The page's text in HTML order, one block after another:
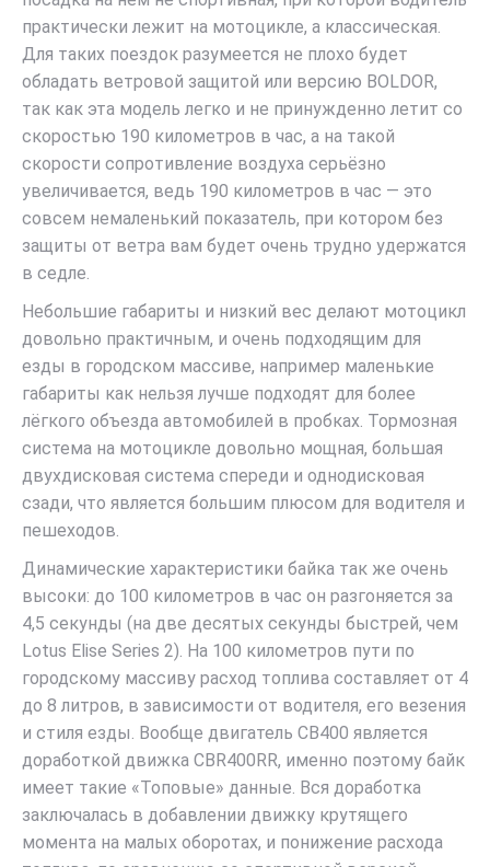
практически лежит на мотоцикле, а классическая.
Для таких поездок разумеется не плохо будет
обладать ветровой защитой или версию BOLDOR,
так как эта модель легко и не принужденно летит со
скоростью 190 километров в час, а на такой
скорости сопротивление воздуха серьёзно
увеличивается, ведь 190 километров в час — это
совсем немаленький показатель, при котором без
защиты от ветра вам будет очень трудно удержатся
в седле.
Небольшие габариты и низкий вес делают мотоцикл
довольно практичным, и очень подходящим для
езды в городском массиве, например маленькие
габариты как нельзя лучше подходят для более
лёгкого объезда автомобилей в пробках. Тормозная
система на мотоцикле довольно мощная, большая
двухдисковая система спереди и однодисковая
сзади, что является большим плюсом для водителя и
пешеходов.
Динамические характеристики байка так же очень
высоки: до 100 километров в час он разгоняется за
4,5 секунды (на две десятых секунды быстрей, чем
Lotus Elise Series 2). На 100 километров пути по
городскому массиву расход топлива составляет от 4
до 8 литров, в зависимости от водителя, его везения
и стиля езды. Вообще двигатель CB400 является
доработкой движка CBR400RR, именно поэтому байк
имеет такие «Топовые» данные. Вся доработка
заключалась в добавлении движку крутящего
момента на малых оборотах, и понижение расхода